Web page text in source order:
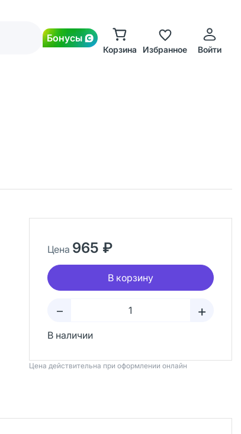
Бонусы
Корзина Избранное Войти
Цена 965 ₽
В корзину
– +
В наличии
Цена действительна при оформлении онлайн